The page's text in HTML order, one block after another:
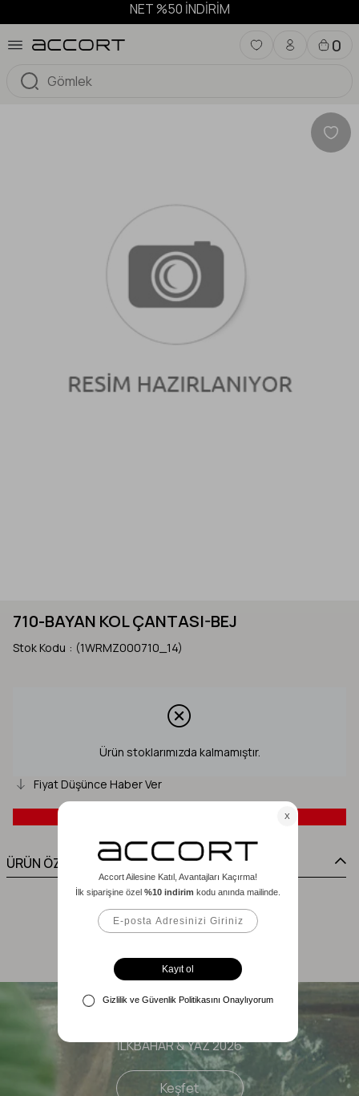
NET %50 İNDİRİM
0
710-BAYAN KOL ÇANTASI-BEJ
Stok Kodu (1WRMZ000710_14)
Ürün stoklarımızda kalmamıştır.
Fiyat Düşünce Haber Ver
ÜRÜN ÖZELLİKLERİ
İLKBAHAR & YAZ 2026
Keşfet